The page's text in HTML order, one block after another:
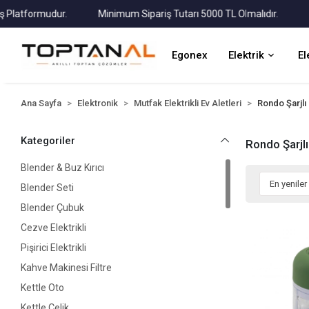
Minimum Sipariş Tutarı 5000 TL Olmalıdır.
Egonex Elektrik
Ana Sayfa Elektronik Mutfak Elektrikli Ev Aletleri Rondo Şarjlı
Kategoriler
Blender & Buz Kırıcı
Blender Seti
Blender Çubuk
Cezve Elektrikli
Pişirici Elektrikli
Kahve Makinesi Filtre
Kettle Oto
Rondo Şarjlı